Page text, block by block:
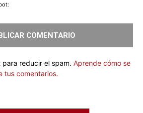
para reducir el spam. Aprende cómo se
tus comentarios.